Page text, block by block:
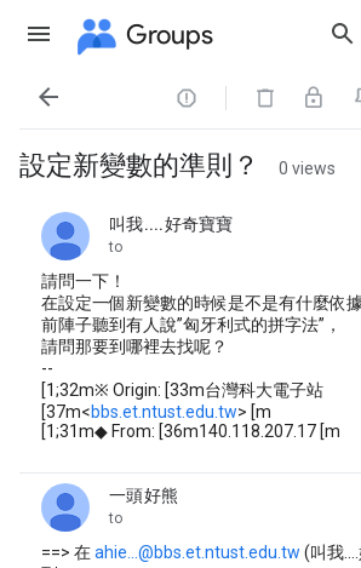
Groups
 
設定新變數的準則？ 0 views
叫我....好奇寶寶
unread,
to
請問一下！
在設定一個新變數的時候是不是有什麼依
前陣子聽到有人說”匈牙利式的拼字法”，
請問那要到哪裡去找呢？
--
[1;32m※ Origin: [33m台灣科大電子站
[37m<bbs.et.ntust.edu.tw> [m
[1;31m◆ From: [36m140.118.207.17 [m
一頭好熊
unread,
to
==> 在ahie...@bbs.et.ntust.edu.tw (叫我